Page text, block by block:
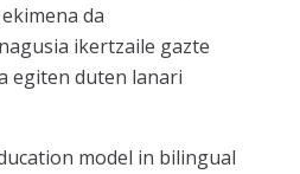
da
ikertzaile gazte
egiten duten lanari
model in bilingual